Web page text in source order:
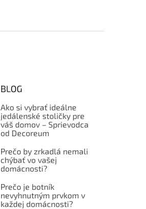
BLOG
Ako si vybrať ideálne
jedálenské stoličky pre
váš domov – Sprievodca
od Decoreum
Prečo by zrkadlá nemali
chýbať vo vašej
domácnosti?
Prečo je botník
nevyhnutným prvkom v
každej domácnosti?